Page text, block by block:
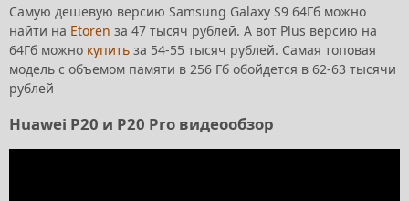
Самую дешевую версию Samsung Galaxy S9 64Гб можно
найти на Etoren за 47 тысяч рублей. А вот Plus версию на
64Гб можно купить за 54-55 тысяч рублей. Самая топовая
модель с объемом памяти в 256 Гб обойдется в 62-63 тысячи
рублей
Huawei P20 и P20 Pro видеообзор